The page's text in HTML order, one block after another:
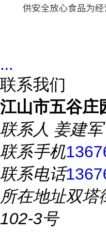
...
联系我们
江山市五谷庄
联系人 姜建军
联系手机
联系电话
所在地址双塔
102-3号